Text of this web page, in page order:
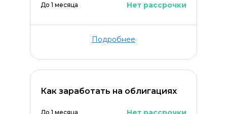
До 1 месяца Нет рассрочки
Подробнее
Как заработать на облигациях
До 1 месяца